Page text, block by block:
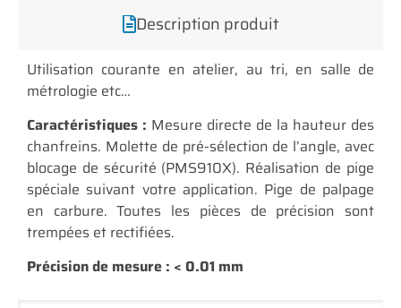
Description produit
Utilisation courante en atelier, au tri, en salle de
métrologie etc…
Caractéristiques : Mesure directe de la hauteur des
chanfreins. Molette de pré-sélection de l’angle, avec
blocage de sécurité (PMS910X). Réalisation de pige
spéciale suivant votre application. Pige de palpage
en carbure. Toutes les pièces de précision sont
trempées et rectifiées.
Précision de mesure : < 0.01 mm